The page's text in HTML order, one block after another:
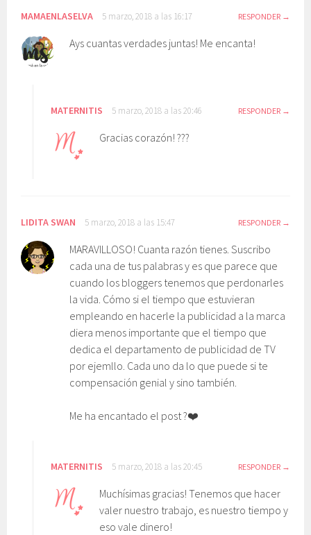
MAMAENLASELVA 5 marzo, 2018 a las 16:17 RESPONDER
Ays cuantas verdades juntas! Me encanta!
MATERNITIS 5 marzo, 2018 a las 20:46 RESPONDER
Gracias corazón! ???
LIDITA SWAN 5 marzo, 2018 a las 15:47 RESPONDER
MARAVILLOSO! Cuanta razón tienes. Suscribo
cada una de tus palabras y es que parece que
cuando los bloggers tenemos que perdonarles
la vida. Cómo si el tiempo que estuvieran
empleando en hacerle la publicidad a la marca
diera menos importante que el tiempo que
dedica el departamento de publicidad de TV
por ejemllo. Cada uno da lo que puede si te
compensación genial y sino también.
Me ha encantado el post ?❤️
MATERNITIS 5 marzo, 2018 a las 20:45 RESPONDER
Muchísimas gracias! Tenemos que hacer
valer nuestro trabajo, es nuestro tiempo y
eso vale dinero!